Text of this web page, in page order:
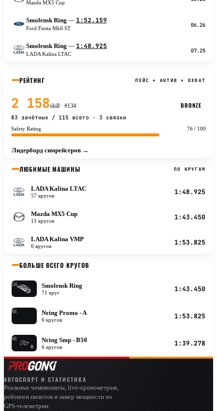
Mazda MX5 Cup
F Smolensk Ring — 1:52.159
Ford Fiesta Mk6 ST
06.26
L Smolensk Ring — 1:48.925
LADA Kalina LTAC
07.25
РЕЙТИНГ ПЕЙС + АКТИВ + ОХВАТ
2 158skill · #134 BRONZE
83 зачётных / 115 всего · 3 связки
Safety Rating 76 / 100
Лидерборд симрейсеров →
ЛЮБИМЫЕ МАШИНЫ ПО КРУГАМ
L LADA Kalina LTAC
57 кругов 1:48.925
M Mazda MX5 Cup
11 кругов 1:43.450
L LADA Kalina VMP
6 кругов 1:53.825
БОЛЬШЕ ВСЕГО КРУГОВ
SM Smolensk Ring
71 круг 1:43.450
NR Nring Promo - A
6 кругов 1:53.825
NR Nring Smp - B50
6 кругов 1:39.278
АВТОСПОРТ И СТАТИСТИКА
Реальные чемпионаты, live-хронометраж,
рейтинги пилотов и замер мощности по
GPS-телеметрии.